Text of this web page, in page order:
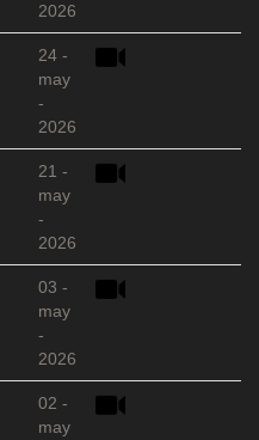
2026
24 -
may
-
2026
21 -
may
-
2026
03 -
may
-
2026
02 -
may